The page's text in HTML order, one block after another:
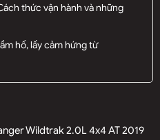
thức vận hành và những
hố, lấy cảm hứng từ
Wildtrak 2.0L 4x4 AT 2019